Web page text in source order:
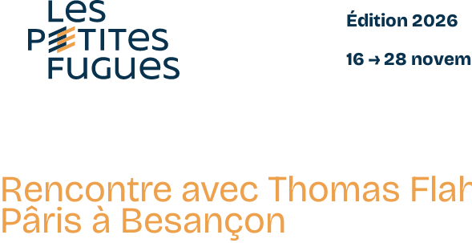
Aller
au
contenu
Édition 2026
16 → 28
Rencontre avec Thomas
Pâris à Besançon